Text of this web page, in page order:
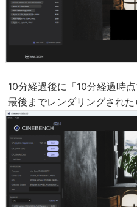
10分経過後に「10分経過時
最後までレンダリングされた